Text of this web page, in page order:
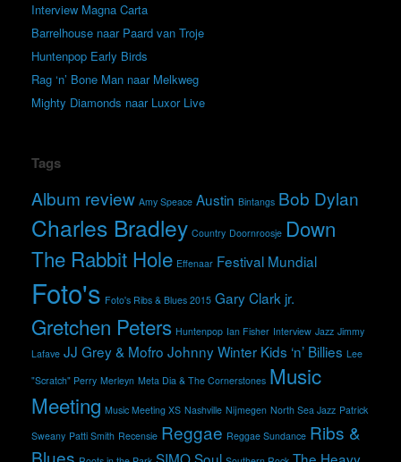
Interview Magna Carta
Barrelhouse naar Paard van Troje
Huntenpop Early Birds
Rag ‘n’ Bone Man naar Melkweg
Mighty Diamonds naar Luxor Live
Tags
Album review Amy Speace Austin Bintangs Bob Dylan
Charles Bradley Country Doornroosje Down
The Rabbit Hole Effenaar Festival Mundial
Foto's Foto's Ribs & Blues 2015 Gary Clark jr.
Gretchen Peters Huntenpop Ian Fisher Interview Jazz Jimmy
Lafave JJ Grey & Mofro Johnny Winter Kids ‘n’ Billies Lee
"Scratch" Perry Merleyn Meta Dia & The Cornerstones Music
Meeting Music Meeting XS Nashville Nijmegen North Sea Jazz Patrick
Sweany Patti Smith Recensie Reggae Reggae Sundance Ribs &